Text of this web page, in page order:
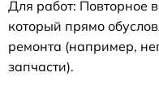
Для работ: Повторное
который прямо
ремонта (например,
запчасти).